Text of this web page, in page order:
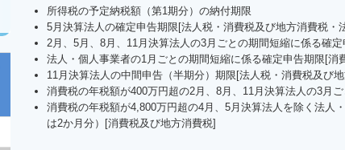
所得税の予定納税額（第1期分）の納付期限
5月決算法人の確定申告期限[法人税・消費税及び地方消費税・
2月、5月、8月、11月決算法人の3月ごとの期間短縮に係る確
法人・個人事業者の1月ごとの期間短縮に係る確定申告期限[消
11月決算法人の中間申告（半期分）期限[法人税・消費税及び
消費税の年税額が400万円超の2月、8月、11月決算法人の3月
消費税の年税額が4,800万円超の4月、5月決算法人を除く法人
は2か月分）[消費税及び地方消費税]